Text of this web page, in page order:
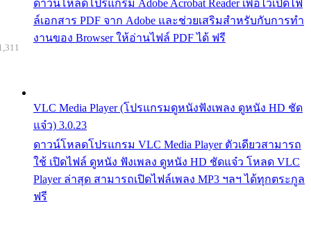
ดาวน์โหลดโปรแกรม Adobe Acrobat Reader เพื่อไว้เปิดไฟ
ล์เอกสาร PDF จาก Adobe และช่วยเสริมสำหรับกับการทำ
งานของ Browser ให้อ่านไฟล์ PDF ได้ ฟรี
VLC Media Player (โปรแกรมดูหนังฟังเพลง ดูหนัง HD ชัด
แจ๋ว) 3.0.23
ดาวน์โหลดโปรแกรม VLC Media Player ตัวเดียวสามารถ
ใช้ เปิดไฟล์ ดูหนัง ฟังเพลง ดูหนัง HD ชัดแจ๋ว โหลด VLC
Player ล่าสุด สามารถเปิดไฟล์เพลง MP3 ฯลฯ ได้ทุกตระกูล
ฟรี